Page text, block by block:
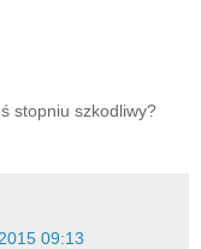
stopniu szkodliwy?
09:13